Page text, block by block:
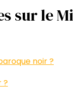
sur le
noir ?
?